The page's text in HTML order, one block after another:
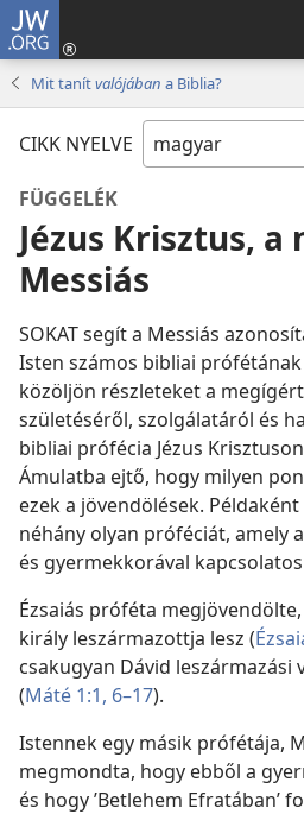
JW.ORG
Mit tanítvalójában a Biblia?
CIKK NYELVE
FÜGGELÉK
Jézus Krisztus,
Messiás
SOKAT segít a Messiás
Isten számos bibliai
közöljön részleteket a
születéséről, szolgálatáról és
bibliai prófécia Jézus
Ámulatba ejtő, hogy milyen
ezek a jövendölések.
néhány olyan próféciát, amely
és gyermekkorával
Ézsaiás próféta
király leszármazottja lesz (
csakugyan Dávid leszármazási
(Máté 1:1, 6–17).
Istennek egy másik prófétája,
megmondta, hogy ebből a
és hogy ’Betlehem Efratában’